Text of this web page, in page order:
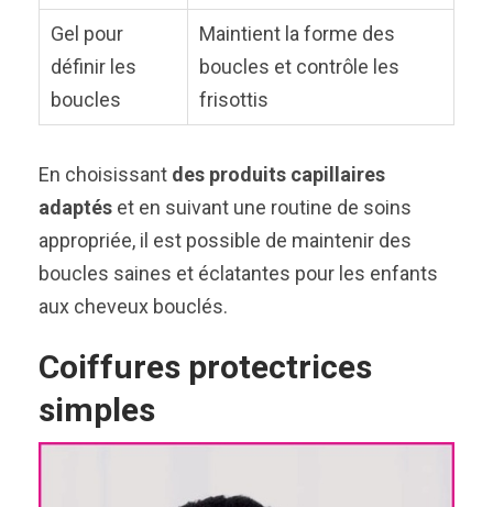
Gel pour
définir les
boucles
Maintient la forme des
boucles et contrôle les
frisottis
En choisissant des produits capillaires
adaptés et en suivant une routine de soins
appropriée, il est possible de maintenir des
boucles saines et éclatantes pour les enfants
aux cheveux bouclés.
Coiffures protectrices
simples